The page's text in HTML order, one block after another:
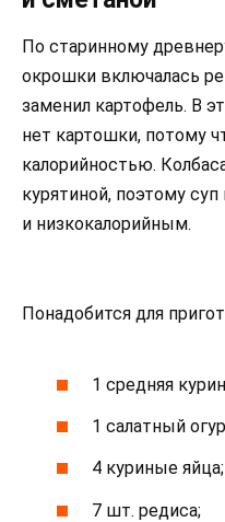
По старинному
окрошки включалась
заменил картофель. В
нет картошки, потому
калорийностью.
курятиной, поэтому
и низкокалорийным.
Понадобится для
1 средняя
1 салатный
4 куриные яйца;
7 шт. редиса;